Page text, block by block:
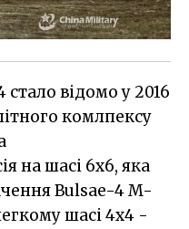
відомо у 2016
комлпексу
на шасі 6х6, яка
Bulsae-4 M-
шасі 4х4 -